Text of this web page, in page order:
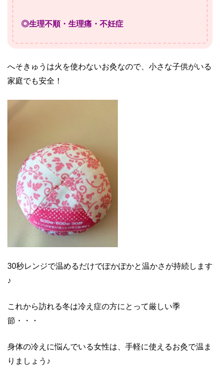
◎生理不順・生理痛・不妊症
へそきゅうは火を使わないお灸なので、小さな子供がいる
家庭でも安全！
30秒レンジで温めるだけでぽかぽかと温かさが持続します
♪
これから訪れる冬は冷え症の方にとって厳しい季
節・・・
身体の冷えに悩んでいる女性は、手軽に使えるお灸で温ま
りましょう♪